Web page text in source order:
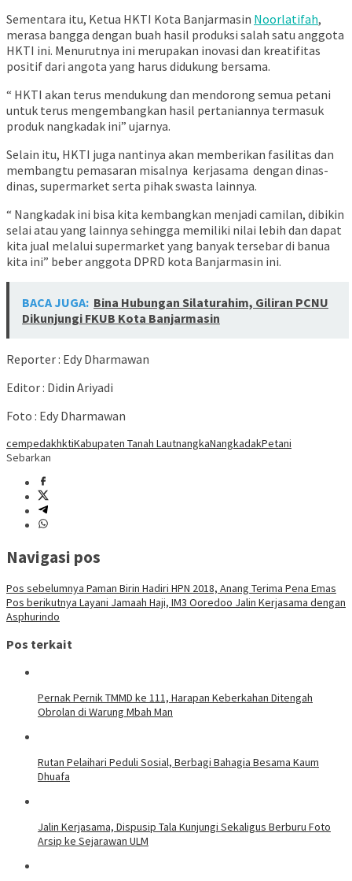
Sementara itu, Ketua HKTI Kota Banjarmasin Noorlatifah,
merasa bangga dengan buah hasil produksi salah satu anggota
HKTI ini. Menurutnya ini merupakan inovasi dan kreatifitas
positif dari angota yang harus didukung bersama.
“ HKTI akan terus mendukung dan mendorong semua petani
untuk terus mengembangkan hasil pertaniannya termasuk
produk nangkadak ini” ujarnya.
Selain itu, HKTI juga nantinya akan memberikan fasilitas dan
membangtu pemasaran misalnya kerjasama dengan dinas-
dinas, supermarket serta pihak swasta lainnya.
“ Nangkadak ini bisa kita kembangkan menjadi camilan, dibikin
selai atau yang lainnya sehingga memiliki nilai lebih dan dapat
kita jual melalui supermarket yang banyak tersebar di banua
kita ini” beber anggota DPRD kota Banjarmasin ini.
BACA JUGA: Bina Hubungan Silaturahim, Giliran PCNU
Dikunjungi FKUB Kota Banjarmasin
Reporter : Edy Dharmawan
Editor : Didin Ariyadi
Foto : Edy Dharmawan
cempedakhktiKabupaten Tanah LautnangkaNangkadakPetani
Sebarkan
Navigasi pos
Pos sebelumnya Paman Birin Hadiri HPN 2018, Anang Terima Pena Emas
Pos berikutnya Layani Jamaah Haji, IM3 Ooredoo Jalin Kerjasama dengan
Asphurindo
Pos terkait
Pernak Pernik TMMD ke 111, Harapan Keberkahan Ditengah
Obrolan di Warung Mbah Man
Rutan Pelaihari Peduli Sosial, Berbagi Bahagia Besama Kaum
Dhuafa
Jalin Kerjasama, Dispusip Tala Kunjungi Sekaligus Berburu Foto
Arsip ke Sejarawan ULM